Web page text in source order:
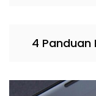
4 Panduan